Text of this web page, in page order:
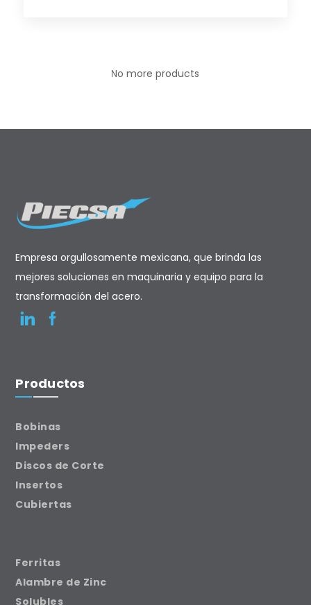
No more products
Empresa orgullosamente mexicana, que brinda las
mejores soluciones en maquinaria y equipo para la
transformación del acero.
Productos
Bobinas
Impeders
Discos de Corte
Insertos
Cubiertas
Ferritas
Alambre de Zinc
Solubles